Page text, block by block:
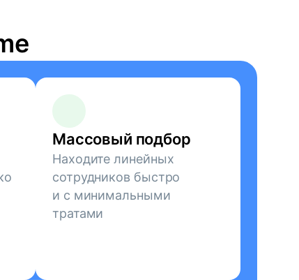
Массовый подбор
Находите линейных
сотрудников быстро
и с минимальными
тратами